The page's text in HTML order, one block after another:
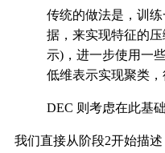
传统的做法是，训
据，来实现特征的
示)，进一步使用一
低维表示实现聚类
DEC 则考虑在此基
我们直接从阶段2开始描